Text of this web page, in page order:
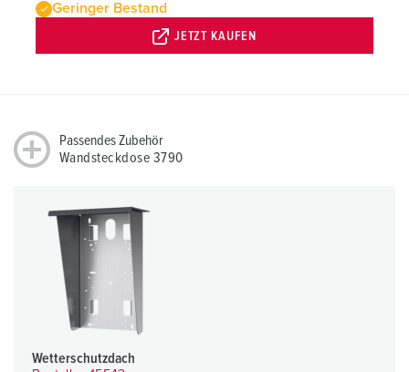
Geringer Bestand
JETZT KAUFEN
Passendes Zubehör
Wandsteckdose 3790
Wetterschutzdach